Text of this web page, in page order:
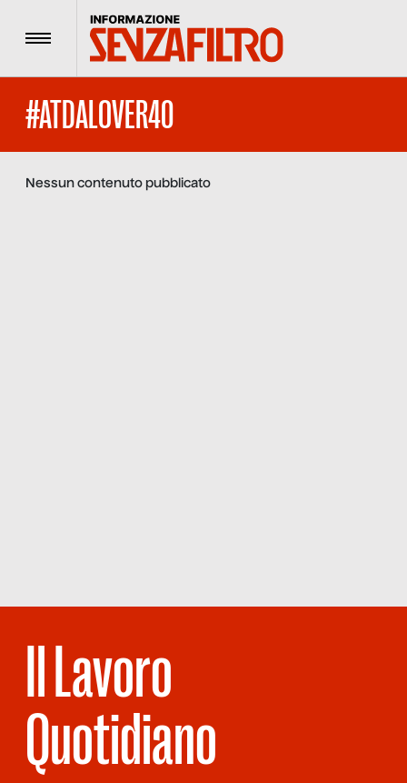
Menu
#ATDALOVER40
Nessun contenuto pubblicato
Il Lavoro
Quotidiano